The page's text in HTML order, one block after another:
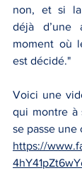
non, et si la
déjà d’une
moment où
est décidé."
Voici une
qui montre à
se passe une
https://